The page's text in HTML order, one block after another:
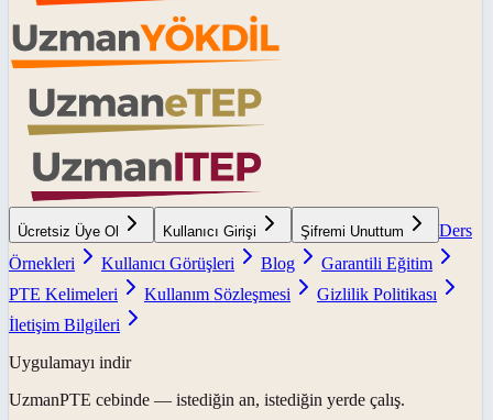
Ücretsiz Üye Ol Kullanıcı Girişi Şifremi Unuttum
Ders
Örnekleri
Kullanıcı Görüşleri Blog
Garantili Eğitim
PTE Kelimeleri
Kullanım Sözleşmesi
Gizlilik Politikası
İletişim Bilgileri
Uygulamayı indir
UzmanPTE cebinde — istediğin an, istediğin yerde çalış.